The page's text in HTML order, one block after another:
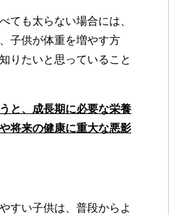
ても太らない場合には、
子供が体重を増やす方
りたいと思っていること
と、成長期に必要な栄養
将来の健康に重大な悪影
すい子供は、普段からよ